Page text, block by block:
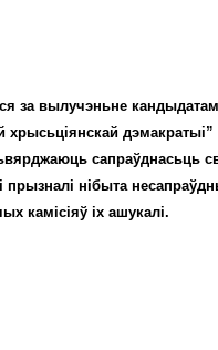
за вылучэньне
хрысьціянскай
сапраўднасьць
прызналі нібыта
камісіяў іх ашукалі.